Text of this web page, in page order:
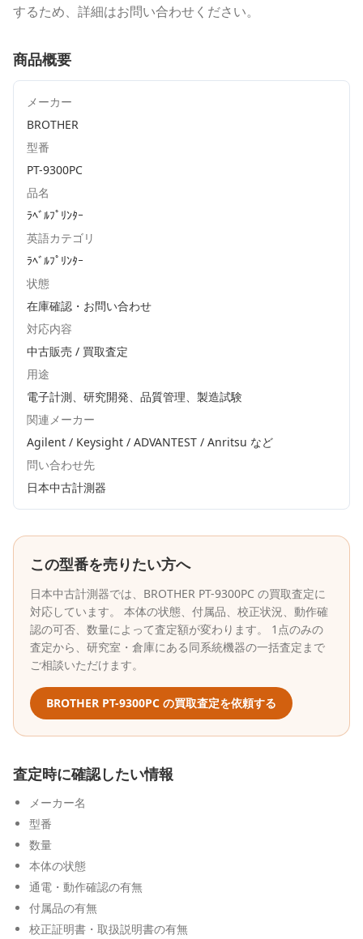
するため、詳細はお問い合わせください。
商品概要
メーカー
BROTHER
型番
PT-9300PC
品名
ﾗﾍﾞﾙﾌﾟﾘﾝﾀｰ
英語カテゴリ
ﾗﾍﾞﾙﾌﾟﾘﾝﾀｰ
状態
在庫確認・お問い合わせ
対応内容
中古販売 / 買取査定
用途
電子計測、研究開発、品質管理、製造試験
関連メーカー
Agilent / Keysight / ADVANTEST / Anritsu など
問い合わせ先
日本中古計測器
この型番を売りたい方へ
日本中古計測器では、 BROTHER PT-9300PC の買取査定に
対応しています。 本体の状態、付属品、校正状況、動作確
認の可否、数量によって査定額が変わります。 1点のみの
査定から、研究室・倉庫にある同系統機器の一括査定まで
ご相談いただけます。
BROTHER PT-9300PC の買取査定を依頼する
査定時に確認したい情報
メーカー名
型番
数量
本体の状態
通電・動作確認の有無
付属品の有無
校正証明書・取扱説明書の有無